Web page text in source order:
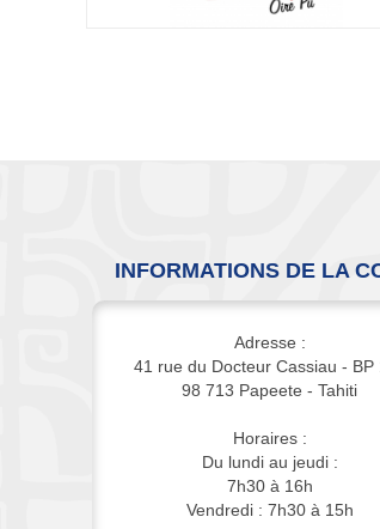
INFORMATIONS DE LA
Adresse :
41 rue du Docteur Cassiau - BP
98 713 Papeete - Tahiti
Horaires :
Du lundi au jeudi :
7h30 à 16h
Vendredi : 7h30 à 15h